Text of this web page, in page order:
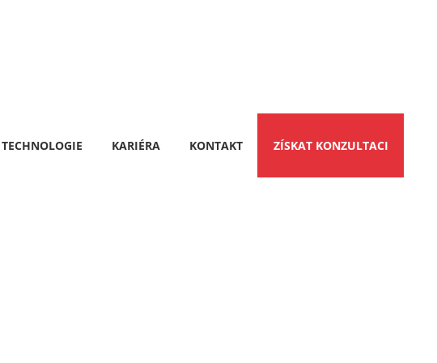
TECHNOLOGIE KARIÉRA KONTAKT ZÍSKAT KONZULTACI